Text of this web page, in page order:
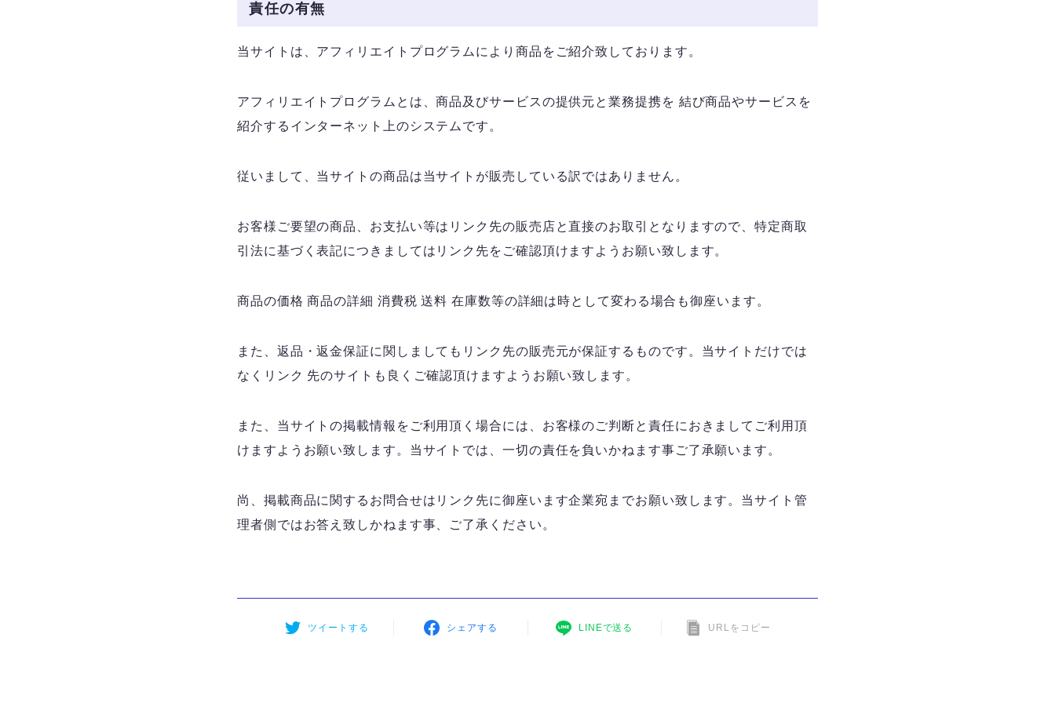
責任の有無
当サイトは、アフィリエイトプログラムにより商品をご紹介致しております。
アフィリエイトプログラムとは、商品及びサービスの提供元と業務提携を 結び商品やサービスを
紹介するインターネット上のシステムです。
従いまして、当サイトの商品は当サイトが販売している訳ではありません。
お客様ご要望の商品、お支払い等はリンク先の販売店と直接のお取引となりますので、特定商取
引法に基づく表記につきましてはリンク先をご確認頂けますようお願い致します。
商品の価格 商品の詳細 消費税 送料 在庫数等の詳細は時として変わる場合も御座います。
また、返品・返金保証に関しましてもリンク先の販売元が保証するものです。当サイトだけでは
なくリンク 先のサイトも良くご確認頂けますようお願い致します。
また、当サイトの掲載情報をご利用頂く場合には、お客様のご判断と責任におきましてご利用頂
けますようお願い致します。当サイトでは、一切の責任を負いかねます事ご了承願います。
尚、掲載商品に関するお問合せはリンク先に御座います企業宛までお願い致します。当サイト管
理者側ではお答え致しかねます事、ご了承ください。
ツイートする シェアする LINEで送る URLをコピー